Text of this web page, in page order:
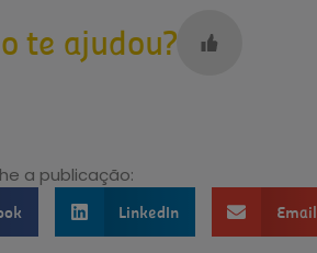
te ajudou?
a publicação:
LinkedIn Email